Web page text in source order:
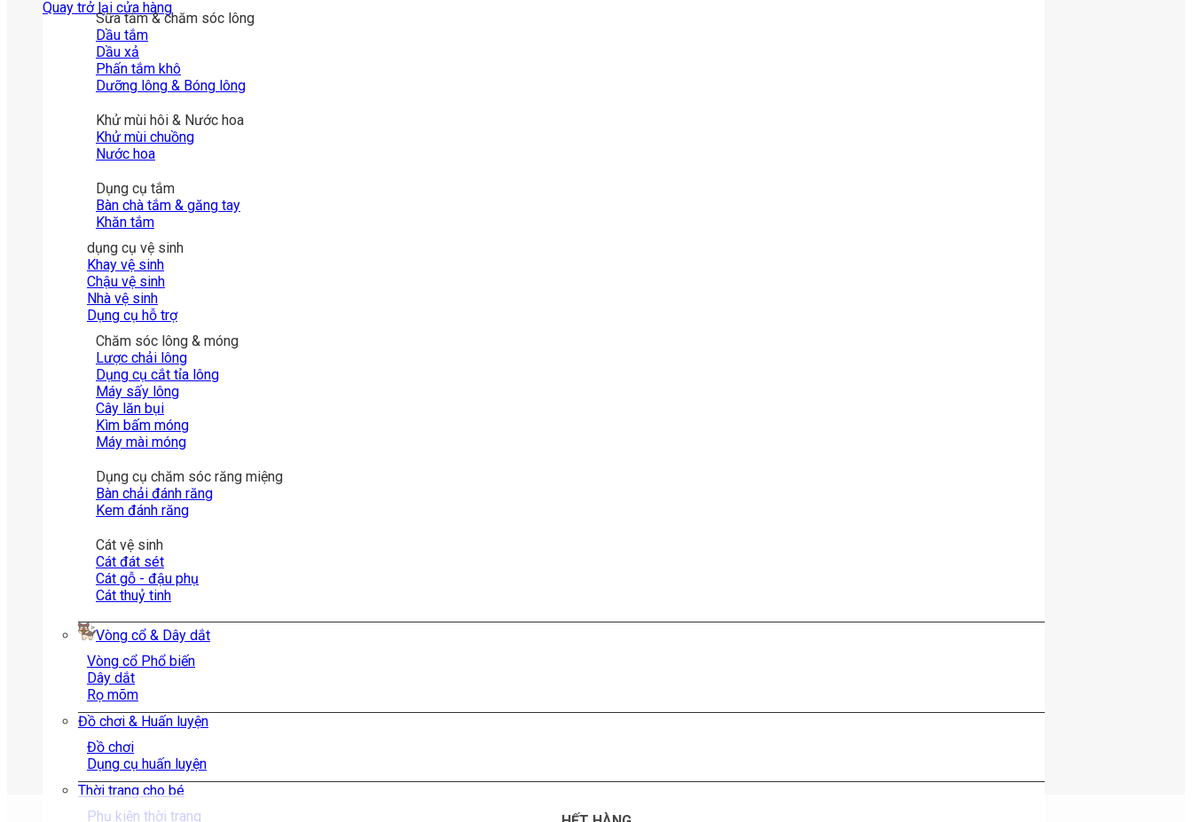
Quay trở lại cửa hàng
Sữa tắm & chăm sóc lông
Dầu tắm
Dầu xả
Phấn tắm khô
Dưỡng lông & Bóng lông
Khử mùi hôi & Nước hoa
Khử mùi chuồng
Nước hoa
Dụng cụ tắm
Bàn chà tắm & găng tay
Khăn tắm
dụng cụ vệ sinh
Khay vệ sinh
Chậu vệ sinh
Nhà vệ sinh
Dụng cụ hỗ trợ
Chăm sóc lông & móng
Lược chải lông
Dụng cụ cắt tỉa lông
Máy sấy lông
Cây lăn bụi
Kìm bấm móng
Máy mài móng
Dụng cụ chăm sóc răng miệng
Bàn chải đánh răng
Kem đánh răng
Cát vệ sinh
Cát đát sét
Cát gỗ - đậu phụ
Cát thuỷ tinh
Vòng cổ & Dây dắt
Vòng cổ
Dây dắt
Rọ mõm
Đồ chơi & Huấn luyện
Đồ chơi
Dụng cụ huấn luyện
Thời trang cho bé
Phụ kiện thời trang